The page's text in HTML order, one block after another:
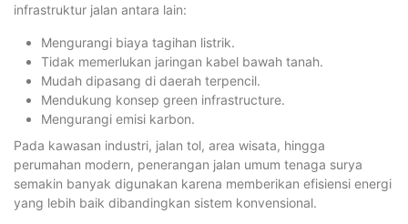
infrastruktur jalan antara lain:
Mengurangi biaya tagihan listrik.
Tidak memerlukan jaringan kabel bawah tanah.
Mudah dipasang di daerah terpencil.
Mendukung konsep green infrastructure.
Mengurangi emisi karbon.
Pada kawasan industri, jalan tol, area wisata, hingga
perumahan modern, penerangan jalan umum tenaga surya
semakin banyak digunakan karena memberikan efisiensi energi
yang lebih baik dibandingkan sistem konvensional.